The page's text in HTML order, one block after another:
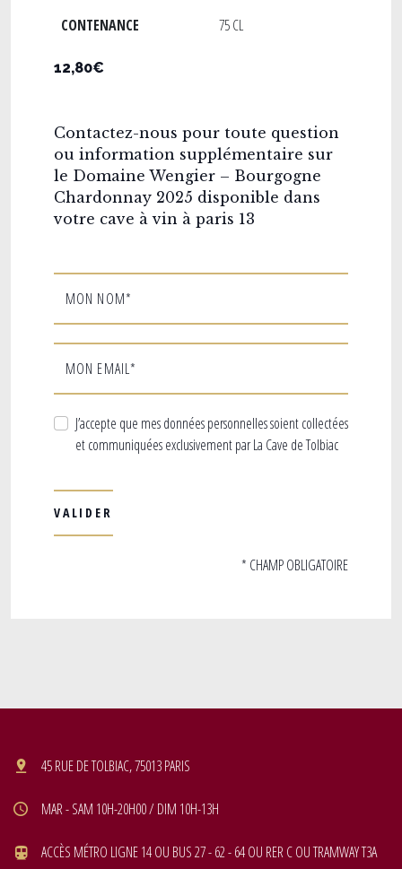
CONTENANCE
75 CL
12,80€
Contactez-nous pour toute question
ou information supplémentaire sur
le Domaine Wengier – Bourgogne
Chardonnay 2025 disponible dans
votre cave à vin à paris 13
MON NOM*
MON EMAIL*
J’accepte que mes données personnelles soient collectées
et communiquées exclusivement par La Cave de Tolbiac
* CHAMP OBLIGATOIRE
45 RUE DE TOLBIAC, 75013 PARIS
MAR - SAM 10H-20H00 / DIM 10H-13H
ACCÈS MÉTRO LIGNE 14 OU BUS 27 - 62 - 64 OU RER C OU TRAMWAY T3A